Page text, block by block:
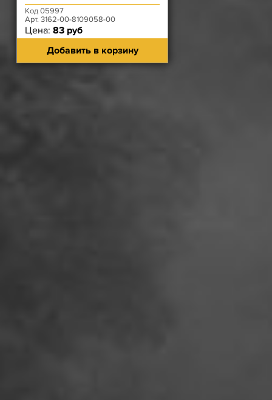
Код 05997
Арт. 3162-00-8109058-00
Цена: 83 руб
Добавить в корзину